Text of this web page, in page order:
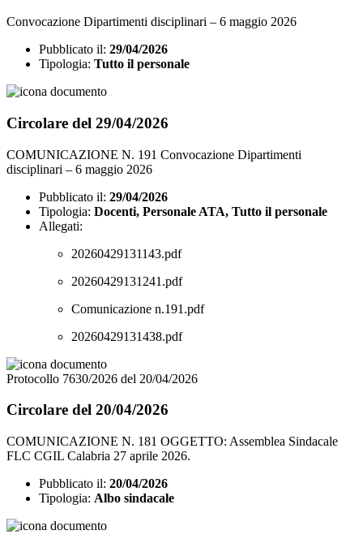
Convocazione Dipartimenti disciplinari – 6 maggio 2026
Pubblicato il: 29/04/2026
Tipologia: Tutto il personale
Circolare del 29/04/2026
COMUNICAZIONE N. 191 Convocazione Dipartimenti
disciplinari – 6 maggio 2026
Pubblicato il: 29/04/2026
Tipologia: Docenti, Personale ATA, Tutto il personale
Allegati:
20260429131143.pdf
20260429131241.pdf
Comunicazione n.191.pdf
20260429131438.pdf
Protocollo 7630/2026 del 20/04/2026
Circolare del 20/04/2026
COMUNICAZIONE N. 181 OGGETTO: Assemblea Sindacale
FLC CGIL Calabria 27 aprile 2026.
Pubblicato il: 20/04/2026
Tipologia: Albo sindacale